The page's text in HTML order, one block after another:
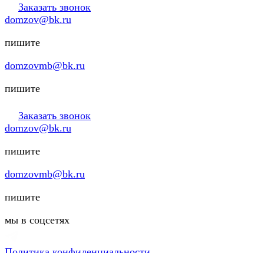
Заказать звонок
domzov@bk.ru
пишите
domzovmb@bk.ru
пишите
Заказать звонок
domzov@bk.ru
пишите
domzovmb@bk.ru
пишите
мы в соцсетях